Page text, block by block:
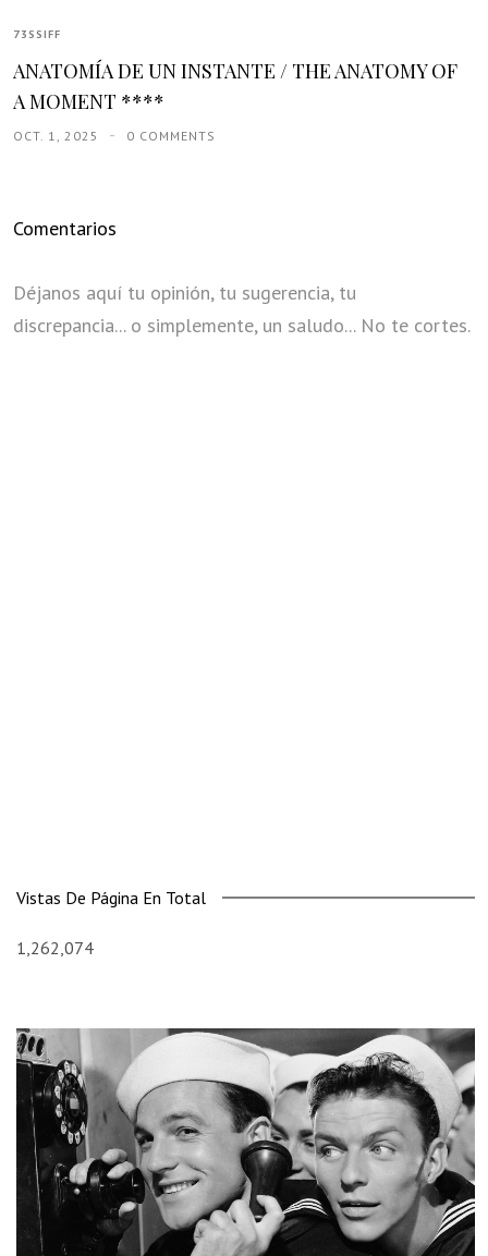
73SSIFF
ANATOMÍA DE UN INSTANTE / THE ANATOMY OF
A MOMENT ****
OCT. 1, 2025 0 COMMENTS
Comentarios
Déjanos aquí tu opinión, tu sugerencia, tu
discrepancia... o simplemente, un saludo... No te cortes.
Vistas De Página En Total
1,262,074